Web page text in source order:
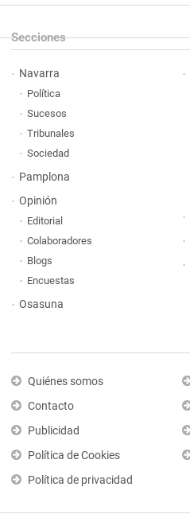
Secciones
Navarra
Política
Sucesos
Tribunales
Sociedad
Pamplona
Opinión
Editorial
Colaboradores
Blogs
Encuestas
Osasuna
Quiénes somos
Contacto
Publicidad
Política de Cookies
Política de privacidad